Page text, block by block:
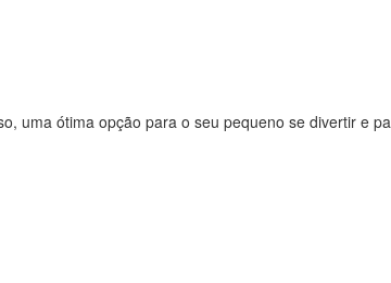
uma ótima opção para o seu pequeno se divertir e